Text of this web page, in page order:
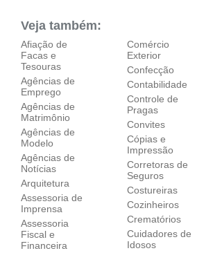
Veja também:
Afiação de
Facas e
Tesouras
Agências de
Emprego
Agências de
Matrimônio
Agências de
Modelo
Agências de
Notícias
Arquitetura
Assessoria de
Imprensa
Assessoria
Fiscal e
Financeira
Comércio
Exterior
Confecção
Contabilidade
Controle de
Pragas
Convites
Cópias e
Impressão
Corretoras de
Seguros
Costureiras
Cozinheiros
Crematórios
Cuidadores de
Idosos